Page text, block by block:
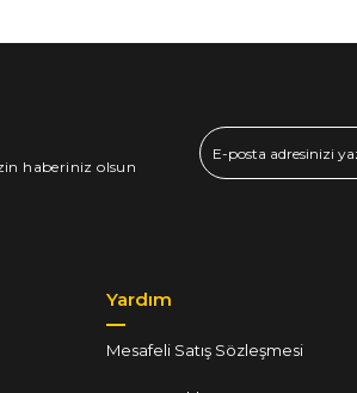
haberiniz olsun
Yardım
Mesafeli Satış Sözleşmesi